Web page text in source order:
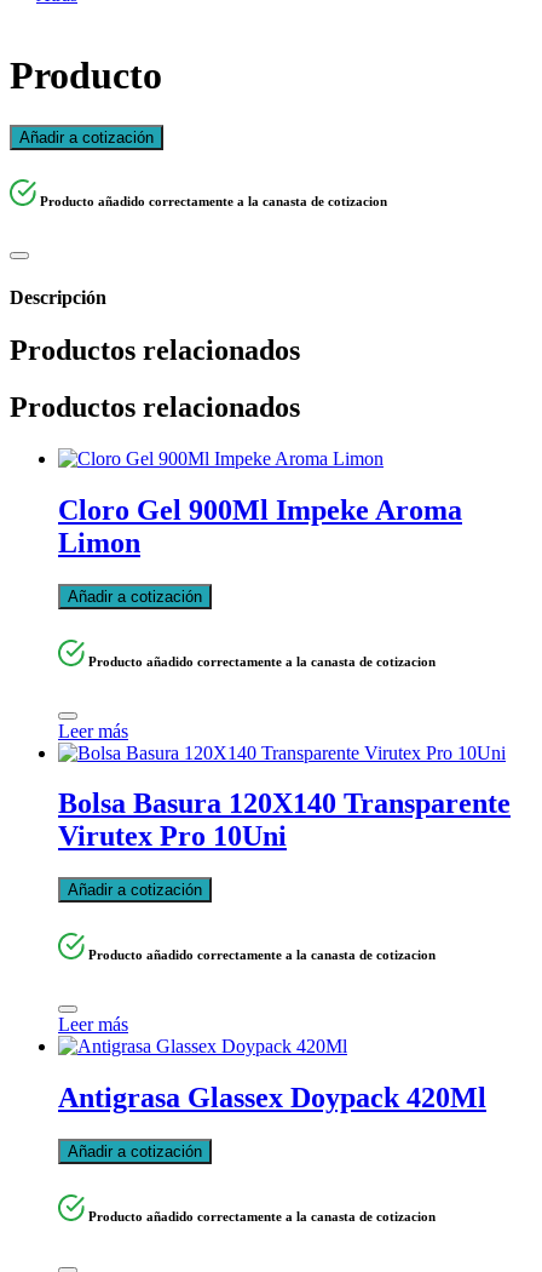
Producto
Añadir a cotización
Producto añadido correctamente a la canasta de cotizacion
Descripción
Productos relacionados
Productos relacionados
Cloro Gel 900Ml Impeke Aroma
Limon
Añadir a cotización
Producto añadido correctamente a la canasta de cotizacion
Leer más
Bolsa Basura 120X140 Transparente
Virutex Pro 10Uni
Añadir a cotización
Producto añadido correctamente a la canasta de cotizacion
Leer más
Antigrasa Glassex Doypack 420Ml
Añadir a cotización
Producto añadido correctamente a la canasta de cotizacion